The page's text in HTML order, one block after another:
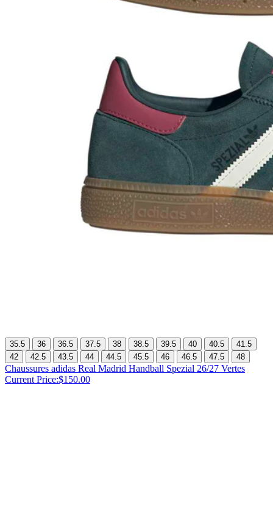
35.5 36 36.5 37.5 38 38.5 39.5 40 40.5
41.5
42
42.5 43.5 44 44.5 45.5 46 46.5 47.5 48
Chaussures adidas Real Madrid Handball Spezial 26/27 Vertes
Current Price:$150.00